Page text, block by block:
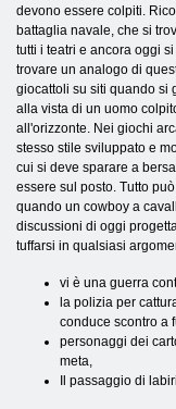
devono essere colpiti.
battaglia navale, che si
tutti i teatri e ancora oggi
trovare un analogo di
giocattoli su siti quando si
alla vista di un uomo
all'orizzonte. Nei giochi
stesso stile sviluppato e
cui si deve sparare a
essere sul posto. Tutto
quando un cowboy a
discussioni di oggi
tuffarsi in qualsiasi
vi è una guerra
la polizia per
conduce scontro a
personaggi dei
meta,
Il passaggio di